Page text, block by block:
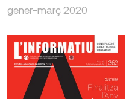
gener-març 2020